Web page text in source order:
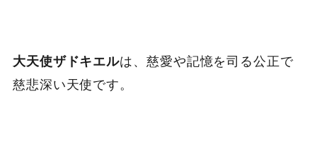
大天使ザドキエルは、慈愛や記憶を司る公正で
慈悲深い天使です。